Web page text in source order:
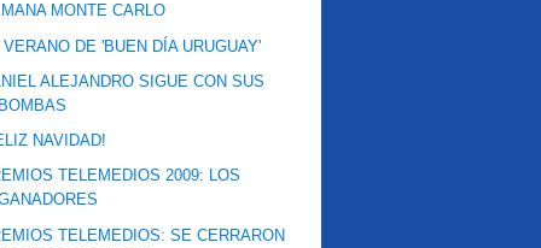
MONTE CARLO
VERANO DE 'BUEN DÍA URUGUAY'
ALEJANDRO SIGUE CON SUS
NAVIDAD!
TELEMEDIOS 2009: LOS
TELEMEDIOS: SE CERRARON